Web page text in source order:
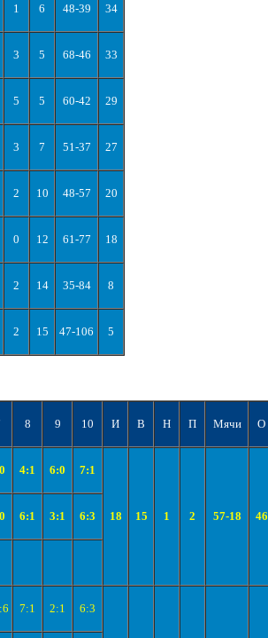
1 6 48-39 34
3 5 68-46 33
5 5 60-42 29
3 7 51-37 27
2 10 48-57 20
0 12 61-77 18
2 14 35-84 8
2 15 47-106 5
8 9 10 И В Н П Мячи О
4:1 6:0 7:1
18 15 1 2 57-18 46
6:1 3:1 6:3
7:1 2:1 6:3